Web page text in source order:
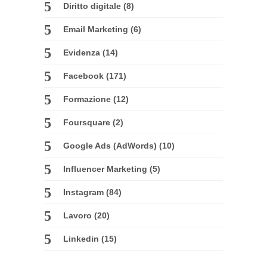
Diritto digitale (8)
Email Marketing (6)
Evidenza (14)
Facebook (171)
Formazione (12)
Foursquare (2)
Google Ads (AdWords) (10)
Influencer Marketing (5)
Instagram (84)
Lavoro (20)
Linkedin (15)